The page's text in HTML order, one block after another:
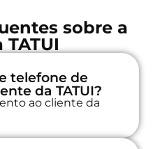
sobre a
telefone de
da TATUI?
ao cliente da